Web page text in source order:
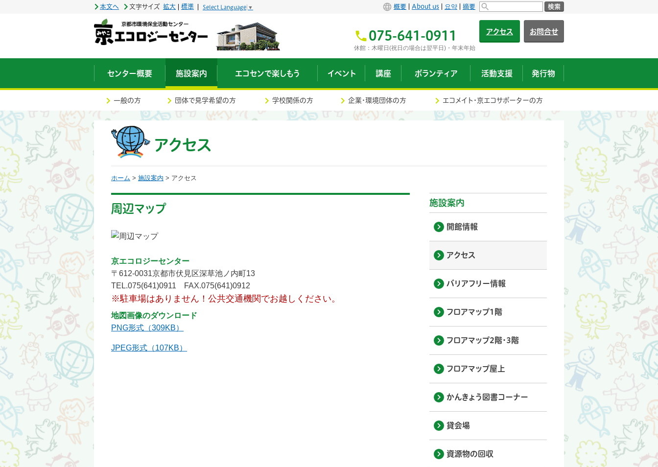
本文へ 文字サイズ 拡大 標準 Select Language ▼ 概要 About us 요약 摘要 検索
075-641-0911
休館：木曜日(祝日の場合は翌平日)・年末年始
アクセス お問合せ
センター概要 施設案内 エコセンで楽しもう イベント 講座 ボランティア 活動支援 発行物
一般の方 団体で見学希望の方 学校関係の方 企業・環境団体の方 エコメイト・京エコサポーターの方
アクセス
ホーム >施設案内 > アクセス
周辺マップ
京エコロジーセンター
〒612-0031京都市伏見区深草池ノ内町13
TEL.075(641)0911 FAX.075(641)0912
※駐車場はありません！公共交通機関でお越しください。
地図画像のダウンロード
PNG形式（309KB）
JPEG形式（107KB）
施設案内
開館情報
アクセス
バリアフリー情報
フロアマップ1階
フロアマップ2階・3階
フロアマップ屋上
かんきょう図書コーナー
貸会場
資源物の回収